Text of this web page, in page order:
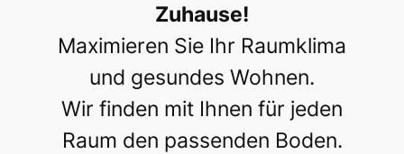
Zuhause!
Maximieren Sie Ihr Raumklima
und gesundes Wohnen.
Wir finden mit Ihnen für jeden
Raum den passenden Boden.